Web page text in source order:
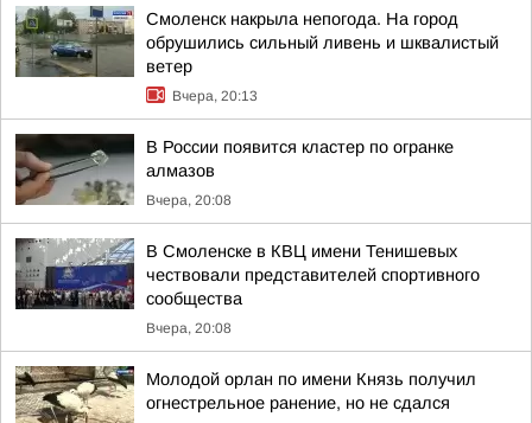
Смоленск накрыла непогода. На город
обрушились сильный ливень и шквалистый
ветер
Вчера, 20:13
В России появится кластер по огранке
алмазов
Вчера, 20:08
В Смоленске в КВЦ имени Тенишевых
чествовали представителей спортивного
сообщества
Вчера, 20:08
Молодой орлан по имени Князь получил
огнестрельное ранение, но не сдался